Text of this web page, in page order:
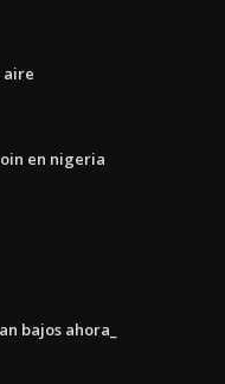
aire
en nigeria
bajos ahora_